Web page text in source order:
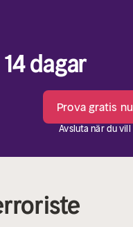
dagar
Prova gratis nu
Avsluta när du vill